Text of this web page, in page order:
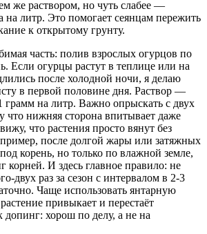
же раствором, но чуть слабее —
на литр. Это помогает сеянцам пережить
к открытому грунту.
часть: полив взрослых огурцов по
Если огурцы растут в теплице или на
после холодной ночи, я делаю
в первой половине дня. Раствор —
грамм на литр. Важно опрыскать с двух
что нижняя сторона впитывает даже
что растения просто вянут без
после долгой жары или затяжных
корень, но только по влажной земле,
корней. И здесь главное правило: не
двух раз за сезон с интервалом в 2-3
Чаще использовать янтарную
привыкает и перестаёт
допинг: хорош по делу, а не на